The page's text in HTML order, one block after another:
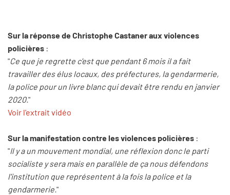
Sur la réponse de Christophe Castaner aux violences
policières :
"Ce que je regrette c'est que pendant 6 mois il a fait
travailler des élus locaux, des préfectures, la gendarmerie,
la police pour un livre blanc qui devait être rendu en janvier
2020."
Voir l'extrait vidéo
Sur la manifestation contre les violences policières :
"Il y a un mouvement mondial, une réflexion donc le parti
socialiste y sera mais en parallèle de ça nous défendons
l'institution que représentent à la fois la police et la
gendarmerie."